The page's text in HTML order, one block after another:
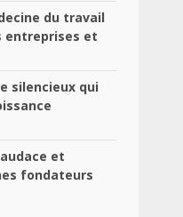
du travail
entreprises et
silencieux qui
et
fondateurs